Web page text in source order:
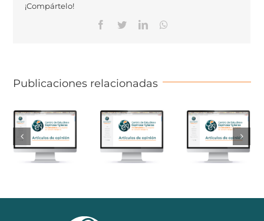
¡Compártelo!
Facebook
TwitterLinkedinWhatsapp
Publicaciones relacionadas